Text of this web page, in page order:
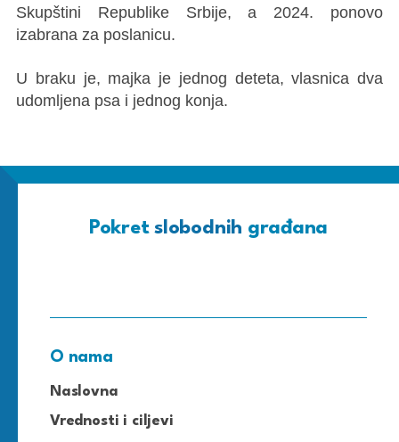
Skupštini Republike Srbije, a 2024. ponovo
izabrana za poslanicu.
U braku je, majka je jednog deteta, vlasnicа dva
udomljena psa i jednog konja.
Pokretslobodnih građana
O nama
Naslovna
Vrednosti i ciljevi